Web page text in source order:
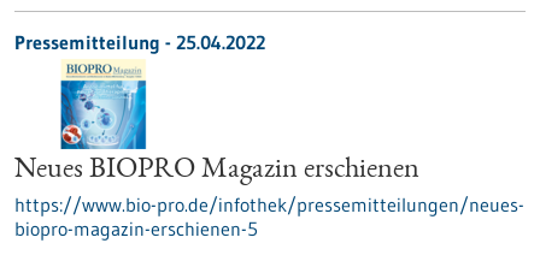
Pressemitteilung - 25.04.2022
Neues BIOPRO Magazin erschienen
https://www.bio-pro.de/infothek/pressemitteilungen/neues-
biopro-magazin-erschienen-5